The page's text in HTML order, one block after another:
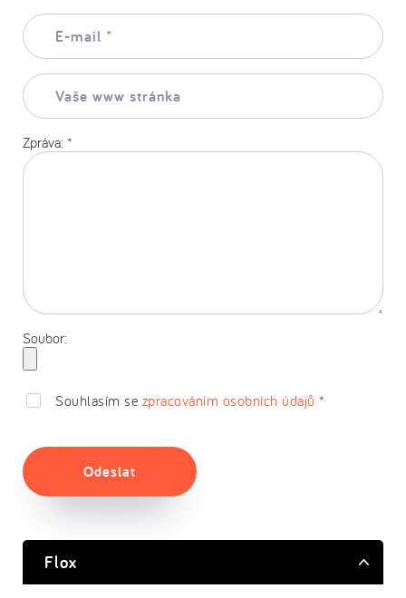
E-
mail:
Vaše
www
stránka:
Zpráva: *
Soubor:
Souhlasím se zpracováním osobních údajů *
Odeslat
Flox